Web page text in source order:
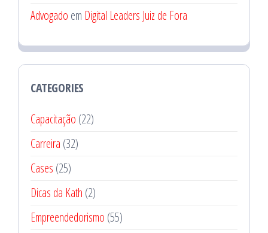
Advogado em Digital Leaders Juiz de Fora
CATEGORIES
Capacitação (22)
Carreira (32)
Cases (25)
Dicas da Kath (2)
Empreendedorismo (55)